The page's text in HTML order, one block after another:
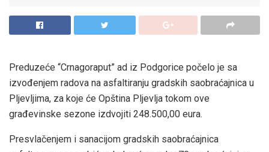
Preduzeće “Crnagoraput” ad iz Podgorice počelo je sa
izvođenjem radova na asfaltiranju gradskih saobraćajnica u
Pljevljima, za koje će Opština Pljevlja tokom ove
građevinske sezone izdvojiti 248.500,00 eura.
Presvlačenjem i sanacijom gradskih saobraćajnica